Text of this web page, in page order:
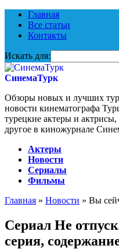
Главная
Все статьи
Контакты
Искать для:
СинемаТурк
Обзоры новых и лучших
новости кинематографа
турецкие актеры и
другое в киножурнале
Актеры
Новости
Сериалы
Фильмы
Главная » Новости » Вы
Сериал Не
серия,